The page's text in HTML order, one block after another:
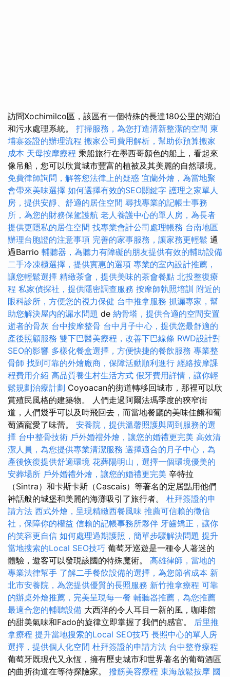
訪問Xochimilco區，該區有一個特殊的長達180公里的湖泊
和污水處理系統。 打掃服務，為您打造清新整潔的空間 柬
埔寨簽證的辦理流程 搬家公司費用解析，幫助你預算搬家
成本 天母按摩療程 乘船旅行在墨西哥顏色的船上，看起來
像吊船，您可以欣賞城市豐富的植被及其美麗的自然環境。
免費律師詢問，解答您法律上的疑惑 宜蘭外燴，為當地聚
會帶來美味選擇 如何選擇有效的SEO關鍵字 護理之家單人
房，提供安靜、舒適的居住空間 尋找專業的記帳士事務
所，為您的財務保駕護航 老人養護中心的單人房，為長者
提供更隱私的居住空間 找專業會計公司處理帳務 台南地區
辦理台胞證的注意事項 完善的家事服務，讓家務更輕鬆 通
過Barrio 輔聽器，為聽力有障礙的朋友提供有效的輔助設備
二手冷凍櫃選擇，提供實惠的選項 專業的室內設計推薦，
讓您輕鬆選擇 精緻茶會，提供美味的茶會餐點 北投整復療
程 私家偵探社，提供隱密調查服務 按摩師執照培訓 附近的
眼科診所，方便您的視力保健 台中推拿服務 抓漏專家，幫
助您解決屋內的漏水問題 de 納骨塔，提供合適的空間安置
逝者的骨灰 台中按摩整骨 台中月子中心，提供您最舒適的
產後照顧服務 雙下巴醫美療程，改善下巴線條 RWD設計對
SEO的影響 多樣化餐盒選擇，方便快捷的餐飲服務 專業整
骨師 找到可靠的外燴廠商，保障活動順利進行 經絡按摩課
程費用介紹 高品質養生村生活方式 假牙費用詳情，讓你輕
鬆規劃治療計劃 Coyoacan的街道轉移回城市，那裡可以欣
賞殖民風格的建築物。 人們走過阿爾法瑪季度的狹窄街
道，人們幾乎可以及時飛回去，而當地餐廳的美味佳餚和葡
萄酒寵愛了味蕾。 安養院，提供溫馨照護與周到服務的選
擇 台中整骨技術 戶外婚禮外燴，讓您的婚禮更完美 高效清
潔人員，為您提供專業清潔服務 選擇適合的月子中心，為
產後恢復提供舒適環境 花葬陽明山，選擇一個環境優美的
安葬場所 戶外婚禮外燴，讓您的婚禮更完美 辛特拉
（Sintra）和卡斯卡斯（Cascais）等著名的定居點用他們
神話般的城堡和美麗的海灘吸引了旅行者。 杜拜簽證的申
請方法 西式外燴，呈現精緻西餐風味 推薦可信賴的徵信
社，保障你的權益 信賴的記帳事務所夥伴 牙齒矯正，讓你
的笑容更自信 如何處理過期護照，簡單步驟解決問題 提升
當地搜索的Local SEO技巧 葡萄牙巡遊是一種令人著迷的
體驗，遊客可以發現該國的特殊魔術。 高雄律師，當地的
專業法律幫手 了解二手餐飲設備的選擇，為您節省成本 新
北市安養院，為您提供優質的長照服務 新竹推拿療程 可靠
的辦桌外燴推薦，完美呈現每一餐 輔聽器推薦，為您推薦
最適合您的輔聽設備 大西洋的令人耳目一新的風，咖啡館
的甜美氣味和Fado的旋律立即掌握了我們的感官。 后里推
拿療程 提升當地搜索的Local SEO技巧 長照中心的單人房
選擇，提供個人化空間 杜拜簽證的申請方法 台中整脊療程
葡萄牙既現代又永恆，擁有歷史城市和世界著名的葡萄酒區
的曲折街道在等待探險家。 撥筋美容療程 東海放鬆按摩 國